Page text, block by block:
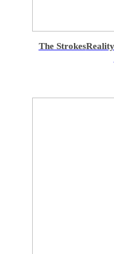
The Strokes